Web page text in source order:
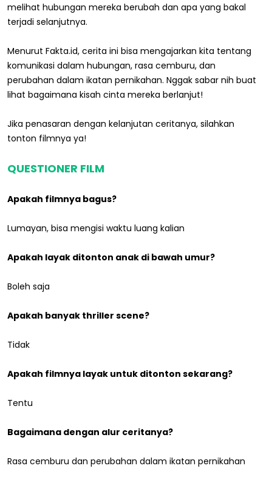
melihat hubungan mereka berubah dan apa yang bakal
terjadi selanjutnya.
Menurut Fakta.id, cerita ini bisa mengajarkan kita tentang
komunikasi dalam hubungan, rasa cemburu, dan
perubahan dalam ikatan pernikahan. Nggak sabar nih buat
lihat bagaimana kisah cinta mereka berlanjut!
Jika penasaran dengan kelanjutan ceritanya, silahkan
tonton filmnya ya!
QUESTIONER FILM
Apakah filmnya bagus?
Lumayan, bisa mengisi waktu luang kalian
Apakah layak ditonton anak di bawah umur?
Boleh saja
Apakah banyak thriller scene?
Tidak
Apakah filmnya layak untuk ditonton sekarang?
Tentu
Bagaimana dengan alur ceritanya?
Rasa cemburu dan perubahan dalam ikatan pernikahan